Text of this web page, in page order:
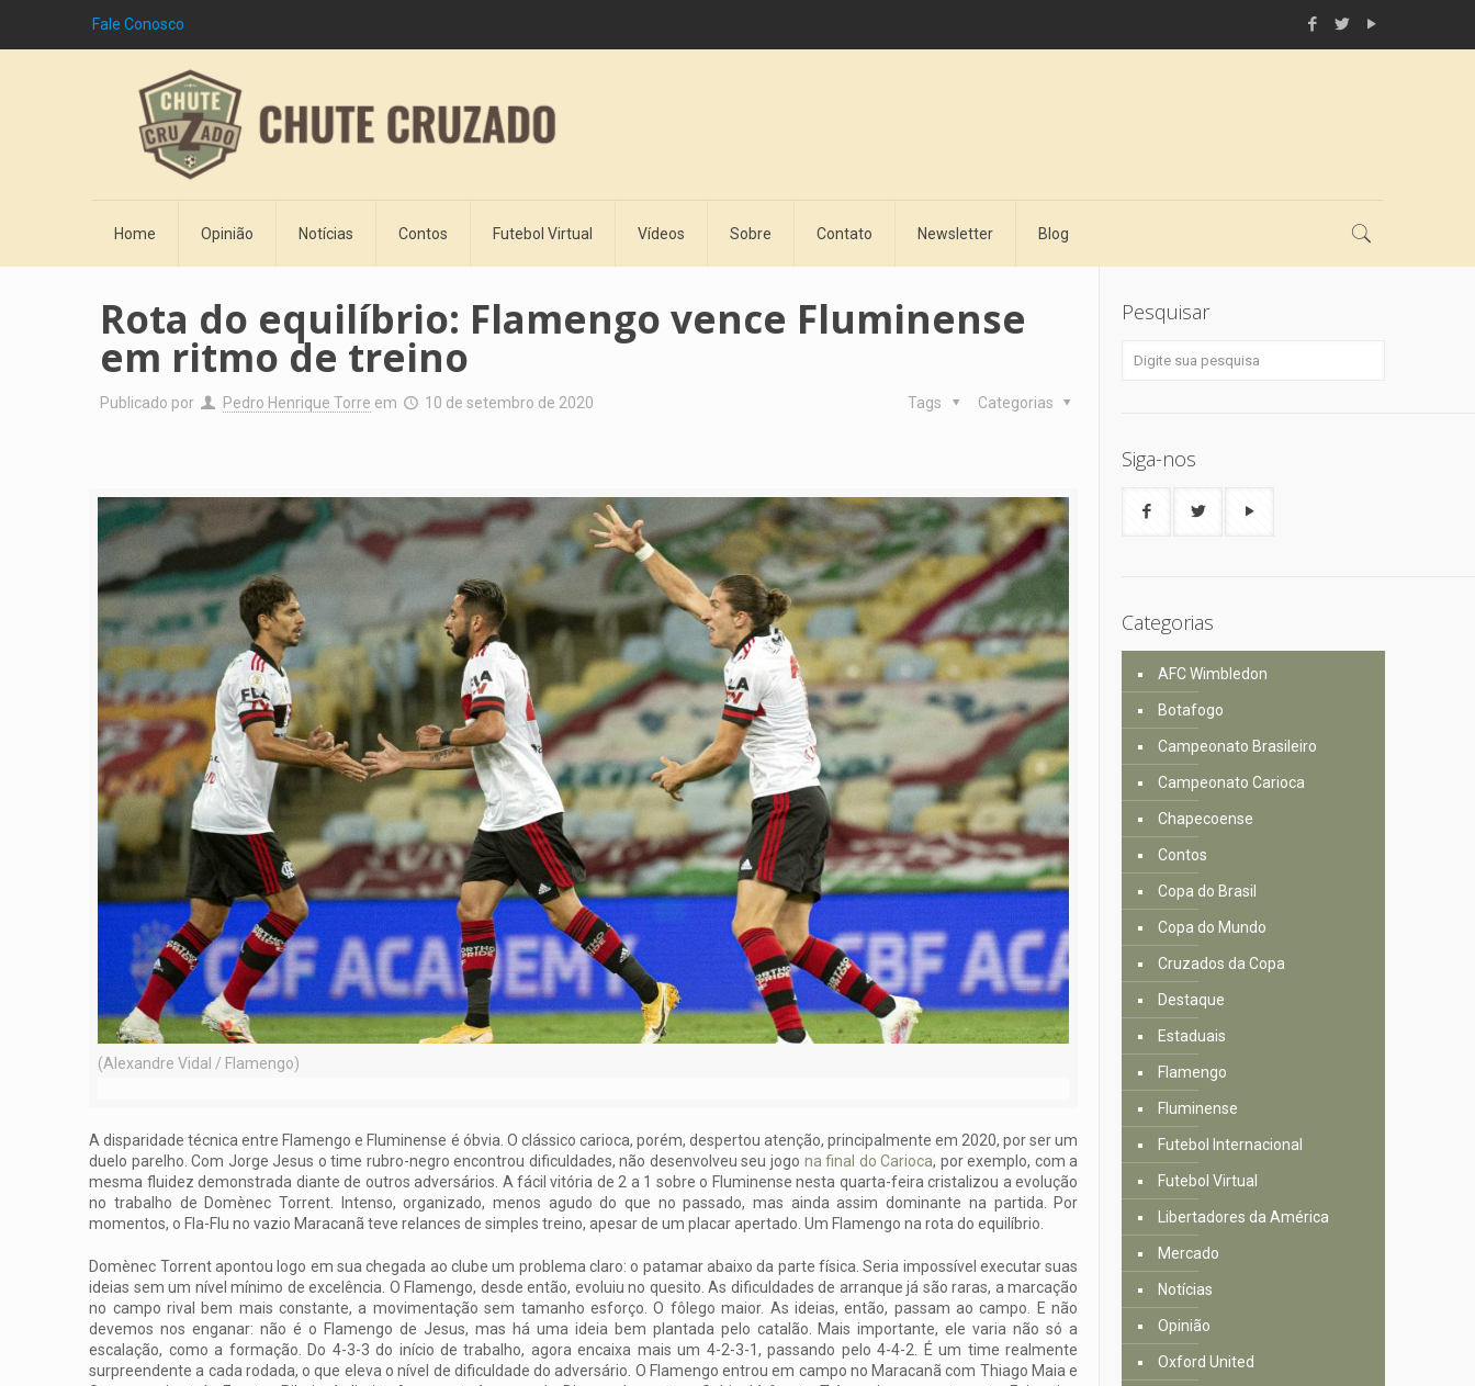
Fale Conosco
Home Opinião Notícias Contos Futebol Virtual Vídeos Sobre Contato Newsletter Blog
Rota do equilíbrio: Flamengo vence Fluminense
em ritmo de treino
Publicado por Pedro Henrique Torre em 10 de setembro de 2020 Categorias
Tags
(Alexandre Vidal / Flamengo)
A disparidade técnica entre Flamengo e Fluminense é óbvia. O clássico carioca, porém, despertou atenção, principalmente em 2020, por ser um
duelo parelho. Com Jorge Jesus o time rubro-negro encontrou dificuldades, não desenvolveu seu jogo na final do Carioca, por exemplo, com a
mesma fluidez demonstrada diante de outros adversários. A fácil vitória de 2 a 1 sobre o Fluminense nesta quarta-feira cristalizou a evolução
no trabalho de Domènec Torrent. Intenso, organizado, menos agudo do que no passado, mas ainda assim dominante na partida. Por
momentos, o Fla-Flu no vazio Maracanã teve relances de simples treino, apesar de um placar apertado. Um Flamengo na rota do equilíbrio.
Domènec Torrent apontou logo em sua chegada ao clube um problema claro: o patamar abaixo da parte física. Seria impossível executar suas
ideias sem um nível mínimo de excelência. O Flamengo, desde então, evoluiu no quesito. As dificuldades de arranque já são raras, a marcação
no campo rival bem mais constante, a movimentação sem tamanho esforço. O fôlego maior. As ideias, então, passam ao campo. E não
devemos nos enganar: não é o Flamengo de Jesus, mas há uma ideia bem plantada pelo catalão. Mais importante, ele varia não só a
escalação, como a formação. Do 4-3-3 do início de trabalho, agora encaixa mais um 4-2-3-1, passando pelo 4-4-2. É um time realmente
surpreendente a cada rodada, o que eleva o nível de dificuldade do adversário. O Flamengo entrou em campo no Maracanã com Thiago Maia e
Pesquisar
Siga-nos
Categorias
AFC Wimbledon
Botafogo
Campeonato Brasileiro
Campeonato Carioca
Chapecoense
Contos
Copa do Brasil
Copa do Mundo
Cruzados da Copa
Destaque
Estaduais
Flamengo
Fluminense
Futebol Internacional
Futebol Virtual
Libertadores da América
Mercado
Notícias
Opinião
Oxford United